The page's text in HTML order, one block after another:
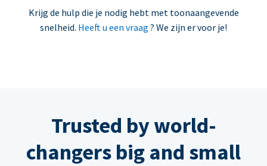
Krijg de hulp die je nodig hebt met toonaangevende
snelheid. Heeft u een vraag ? We zijn er voor je!
Trusted by world-
changers big and small